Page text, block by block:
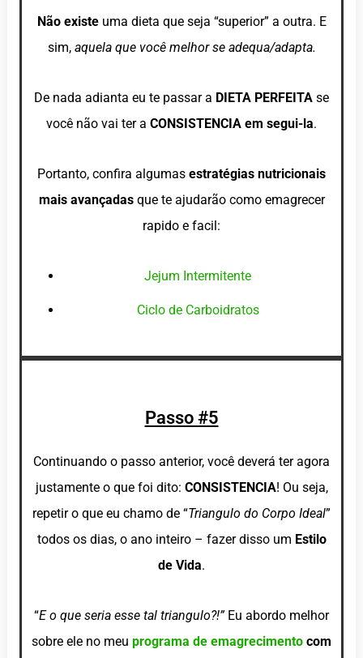
Não existeuma dieta que seja “superior” a outra. E
sim, aquela que você melhor se adequa/adapta.
De nada adianta eu te passar a DIETA PERFEITA se
você não vai ter a CONSISTENCIA em segui-la.
Portanto, confira algumas estratégias nutricionais
mais avançadasque te ajudarão como emagrecer
rapido e facil:
Jejum Intermitente
Ciclo de Carboidratos
Passo #5
Continuando o passo anterior, você deverá ter agora
justamente o que foi dito: CONSISTENCIA! Ou seja,
repetir o que eu chamo de “Triangulo do Corpo Ideal”
todos os dias, o ano inteiro – fazer disso um Estilo
de Vida.
“E o que seria esse tal triangulo?!” Eu abordo melhor
sobre ele no meu programa de emagrecimento com